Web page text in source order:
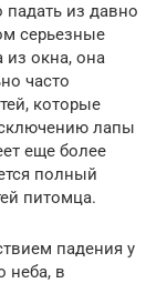
падать из давно
серьезные
из окна, она
часто
которые
лапы
еще более
полный
питомца.
падения у
неба, в